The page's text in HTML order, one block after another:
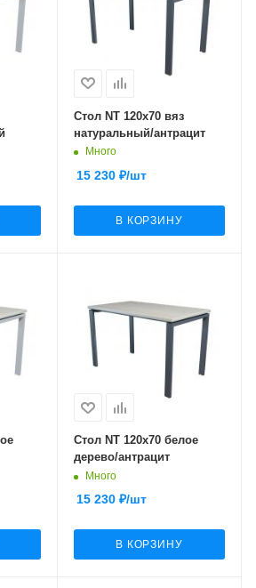
Стол NT 120x70 вяз
натуральный/антрацит
Много
15 230₽/шт
В КОРЗИНУ
Стол NT 120x70 белое
дерево/антрацит
Много
15 230₽/шт
В КОРЗИНУ